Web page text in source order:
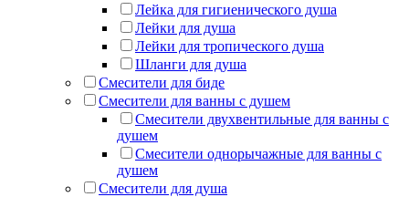
Лейка для гигиенического душа
Лейки для душа
Лейки для тропического душа
Шланги для душа
Смесители для биде
Смесители для ванны с душем
Смесители двухвентильные для ванны с
душем
Смесители однорычажные для ванны с
душем
Смесители для душа